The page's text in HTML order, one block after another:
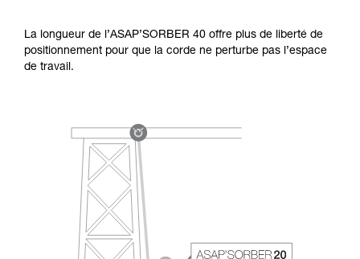
informations de la notice technique pour
pouvoir comprendre ce complément
la manipulation, seul, en toute sécurité, avant
de la reproduire en autonomie.
Nous donnons des exemples de techniques
liées à votre activité. Il peut en exister d’autres
que nous ne décrivons pas ici.
La longueur de l’ASAP’SORBER 40 offre plus de liberté de
positionnement pour que la corde ne perturbe pas l’espace
de travail.